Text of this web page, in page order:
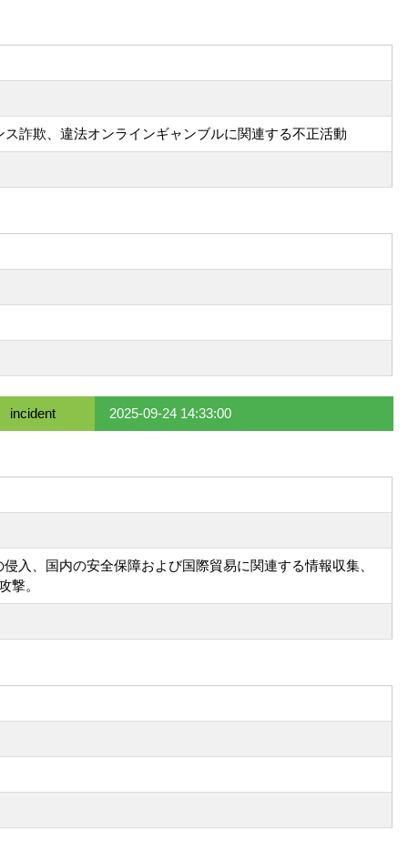
詐欺、違法オンラインギャンブルに関連する不正活動
incident 2025-09-24 14:33:00
入、国内の安全保障および国際貿易に関連する情報収集、
撃。